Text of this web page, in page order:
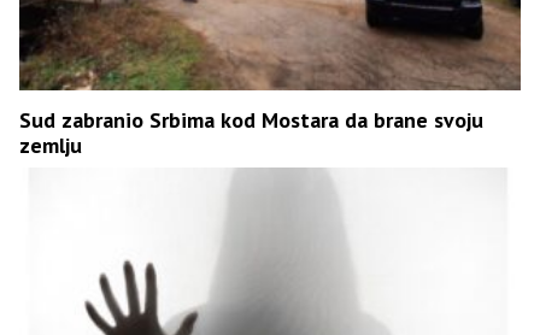
Sud zabranio Srbima kod Mostara da brane svoju
zemlju